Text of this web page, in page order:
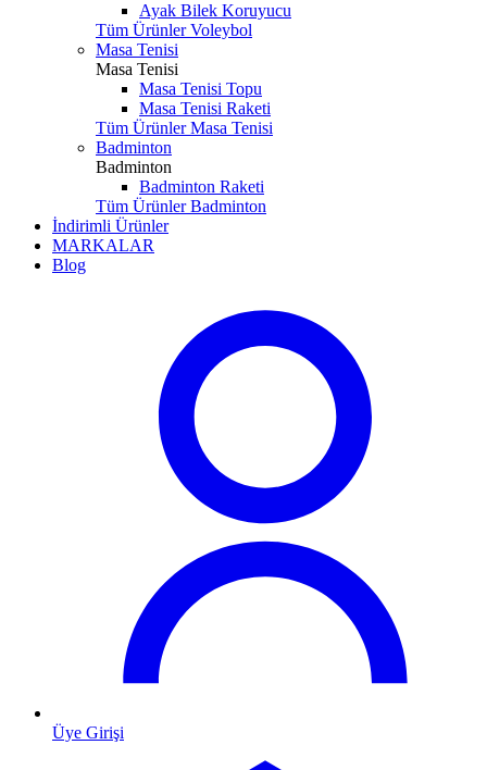
Ayak Bilek Koruyucu
Tüm Ürünler Voleybol
Masa Tenisi
Masa Tenisi
Masa Tenisi Topu
Masa Tenisi Raketi
Tüm Ürünler Masa Tenisi
Badminton
Badminton
Badminton Raketi
Tüm Ürünler Badminton
İndirimli Ürünler
MARKALAR
Blog
Üye Girişi